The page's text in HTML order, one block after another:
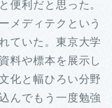
便利だと思った。
メディテクという
ていた。東京大学
料や標本を展示し
化と幅ひろい分野
んでもう一度勉強